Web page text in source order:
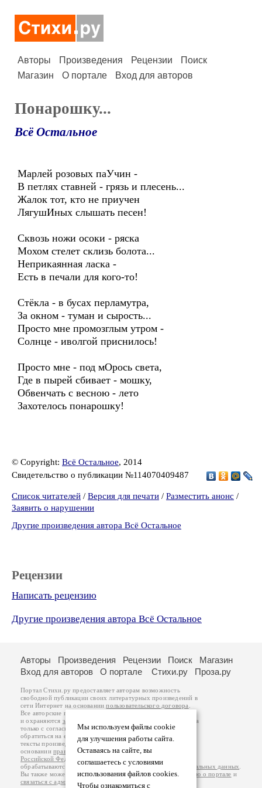
Авторы Произведения Рецензии
Поиск
Магазин
О портале Вход для авторов
Понарошку...
Всё Остальное
Марлей розовых паУчин -
В петлях ставней - грязь и плесень...
Жалок тот, кто не приучен
ЛягушИных слышать песен!
Сквозь ножи осоки - ряска
Мохом стелет склизь болота...
Неприкаянная ласка -
Есть в печали для кого-то!
Стёкла - в бусах перламутра,
За окном - туман и сырость...
Просто мне промозглым утром -
Солнце - иволгой приснилось!
Просто мне - под мОрось света,
Где в пырей сбивает - мошку,
Обвенчать с весною - лето
Захотелось понарошку!
© Copyright: Всё Остальное, 2014
Свидетельство о публикации №114070409487
Список читателей / Версия для печати / Разместить анонс /
Заявить о нарушении
Другие произведения автора Всё Остальное
Рецензии
Написать рецензию
Другие произведения автора Всё Остальное
Мы используем файлы cookie
для улучшения работы сайта.
Оставаясь на сайте, вы
соглашаетесь с условиями
использования файлов cookies.
Чтобы ознакомиться с
Авторы Произведения Рецензии Поиск
Магазин
Вход для авторов
О портале Стихи.ру Проза.ру
Портал Стихи.ру предоставляет авторам возможность
свободной публикации своих литературных произведений в
сети Интернет на основаниипользовательского договора
Все авторские права на произведения принадлежат авторам
и охраняются законом
. Перепечатка произведений возможна
только с согласия его автора, к которому вы можете
обратиться на его авторской странице. Ответственность за
тексты произведений авторы несут самостоятельно на
основанииправил публикацииизаконодательства
Российской Федерации
обрабатываются на основанииПолитики обработки персональных данных
Вы также можете посмотреть более подробнуюинформацию о портале и
связаться с администрацией